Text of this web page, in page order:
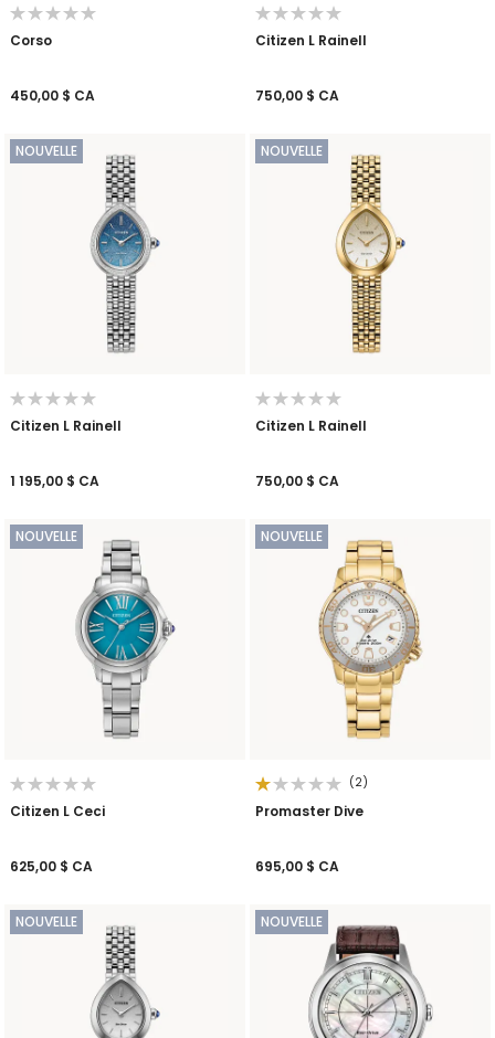
Corso
450,00 $ CA
Citizen L Rainell
750,00 $ CA
NOUVELLE
Citizen L Rainell
1 195,00 $ CA
NOUVELLE
Citizen L Rainell
750,00 $ CA
NOUVELLE
Citizen L Ceci
625,00 $ CA
NOUVELLE
(2)
Promaster Dive
695,00 $ CA
NOUVELLE NOUVELLE